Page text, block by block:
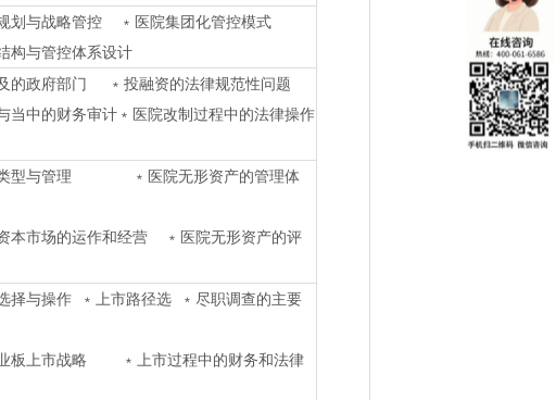
划与战略管控 ﹡医院集团化管控模式
构与管控体系设计
的政府部门 ﹡投融资的法律规范性问题
当中的财务审计﹡医院改制过程中的法律操作
类型与管理 ﹡医院无形资产的管理体
本市场的运作和经营 ﹡医院无形资产的评
择与操作 ﹡上市路径选 ﹡尽职调查的主要
业板上市战略 ﹡上市过程中的财务和法律